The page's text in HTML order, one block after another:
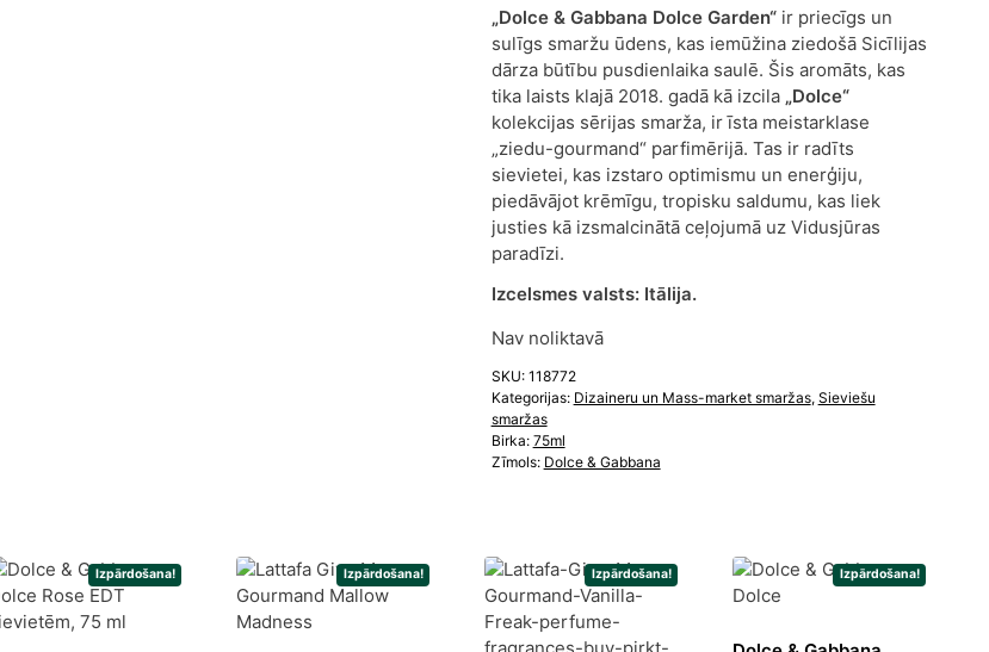
„Dolce & Gabbana Dolce Garden“ir priecīgs un
sulīgs smaržu ūdens, kas iemūžina ziedošā Sicīlijas
dārza būtību pusdienlaika saulē. Šis aromāts, kas
tika laists klajā 2018. gadā kā izcila „Dolce“
kolekcijas sērijas smarža, ir īsta meistarklase
„ziedu-gourmand“ parfimērijā. Tas ir radīts
sievietei, kas izstaro optimismu un enerģiju,
piedāvājot krēmīgu, tropisku saldumu, kas liek
justies kā izsmalcinātā ceļojumā uz Vidusjūras
paradīzi.
Izcelsmes valsts: Itālija.
Nav noliktavā
SKU: 118772
Kategorijas: Dizaineru un Mass-market smaržas, Sieviešu
smaržas
Birka: 75ml
Zīmols: Dolce & Gabbana
Izpārdošana! Izpārdošana! Izpārdošana! Izpārdošana!